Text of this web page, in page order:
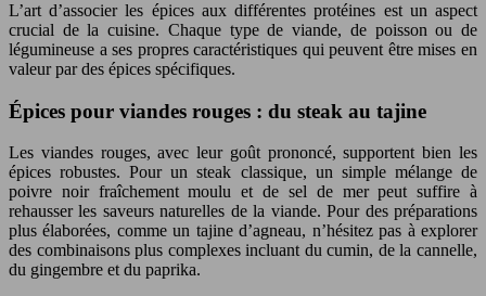
L’art d’associer les épices aux différentes protéines est un aspect
crucial de la cuisine. Chaque type de viande, de poisson ou de
légumineuse a ses propres caractéristiques qui peuvent être mises en
valeur par des épices spécifiques.
Épices pour viandes rouges : du steak au tajine
Les viandes rouges, avec leur goût prononcé, supportent bien les
épices robustes. Pour un steak classique, un simple mélange de
poivre noir fraîchement moulu et de sel de mer peut suffire à
rehausser les saveurs naturelles de la viande. Pour des préparations
plus élaborées, comme un tajine d’agneau, n’hésitez pas à explorer
des combinaisons plus complexes incluant du cumin, de la cannelle,
du gingembre et du paprika.